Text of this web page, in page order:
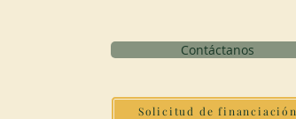
Contáctanos
Solicitud de financiación